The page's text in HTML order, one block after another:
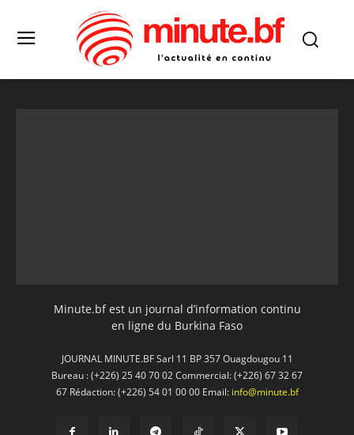
Minute.bf est un journal d’information continu
en ligne du Burkina Faso
JOURNAL MINUTE.BF Sarl 11 BP 357 Ouagdougou 11
Bureau : (+226) 25 40 70 02 Commercial: (+226) 67 32 67
67 Rédaction: (+226) 54 01 00 00 Email: info@minute.bf